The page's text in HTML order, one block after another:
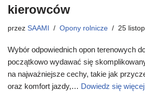
kierowców
przez SAAMI Opony rolnicze 25
Wybór odpowiednich opon terenowych
początkowo wydawać się
na najważniejsze cechy, takie jak
oraz komfort jazdy,… Dowiedz się